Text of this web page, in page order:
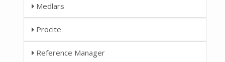
Medlars
Procite
Reference Manager